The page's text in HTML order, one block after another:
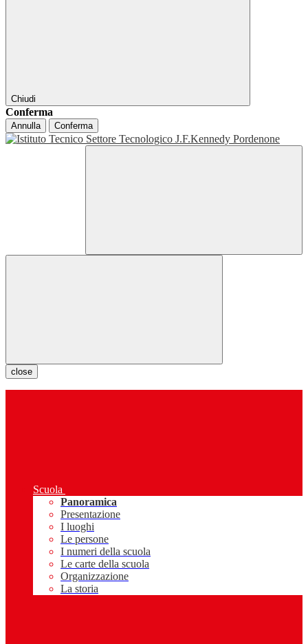
Chiudi
Conferma
Annulla Conferma
close
Scuola
Panoramica
Presentazione
I luoghi
Le persone
I numeri della scuola
Le carte della scuola
Organizzazione
La storia